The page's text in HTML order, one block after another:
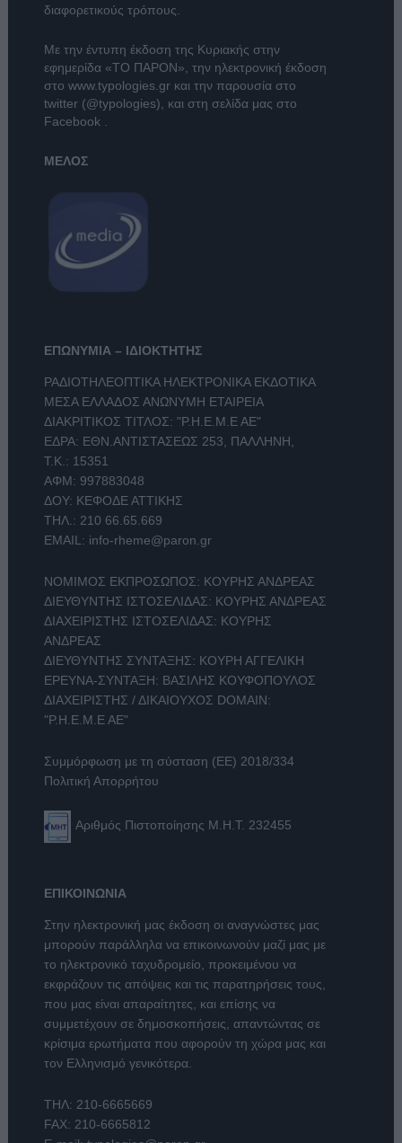
διαφορετικούς τρόπους.
Με την έντυπη έκδοση της Κυριακής στην
εφημερίδα «ΤΟ ΠΑΡΟΝ» , την ηλεκτρονική έκδοση
στο www.typologies.grκαι την παρουσία στο
twitter (@typologies) , και στη σελίδα μας στο
Facebook
ΜΕΛΟΣ
ΕΠΩΝΥΜΙΑ – ΙΔΙΟΚΤΗΤΗΣ
ΡΑΔΙΟΤΗΛΕΟΠΤΙΚΑ ΗΛΕΚΤΡΟΝΙΚΑ ΕΚΔΟΤΙΚΑ
ΜΕΣΑ ΕΛΛΑΔΟΣ ΑΝΩΝΥΜΗ ΕΤΑΙΡΕΙΑ
ΔΙΑΚΡΙΤΙΚΟΣ ΤΙΤΛΟΣ: "Ρ.Η.Ε.Μ.Ε ΑΕ"
ΕΔΡΑ: ΕΘΝ.ΑΝΤΙΣΤΑΣΕΩΣ 253, ΠΑΛΛΗΝΗ,
Τ.Κ.: 15351
ΑΦΜ: 997883048
ΔΟΥ: ΚΕΦΟΔΕ ΑΤΤΙΚΗΣ
ΤΗΛ.: 210 66.65.669
EMAIL: info-rheme@paron.gr
ΝΟΜΙΜΟΣ ΕΚΠΡΟΣΩΠΟΣ: ΚΟΥΡΗΣ ΑΝΔΡΕΑΣ
ΔΙΕΥΘΥΝΤΗΣ ΙΣΤΟΣΕΛΙΔΑΣ: ΚΟΥΡΗΣ ΑΝΔΡΕΑΣ
ΔΙΑΧΕΙΡΙΣΤΗΣ ΙΣΤΟΣΕΛΙΔΑΣ: ΚΟΥΡΗΣ
ΑΝΔΡΕΑΣ
ΔΙΕΥΘΥΝΤΗΣ ΣΥΝΤΑΞΗΣ: ΚΟΥΡΗ ΑΓΓΕΛΙΚΗ
ΕΡΕΥΝΑ-ΣΥΝΤΑΞΗ: ΒΑΣΙΛΗΣ ΚΟΥΦΟΠΟΥΛΟΣ
ΔΙΑΧΕΙΡΙΣΤΗΣ / ΔΙΚΑΙΟΥΧΟΣ DOMAIN:
"Ρ.Η.Ε.Μ.Ε ΑΕ"
Συμμόρφωση με τη σύσταση (ΕΕ) 2018/334
Πολιτική Απορρήτου
Αριθμός Πιστοποίησης Μ.Η.Τ. 232455
ΕΠΙΚΟΙΝΩΝΙΑ
Στην ηλεκτρονική μας έκδοση οι αναγνώστες μας
μπορούν παράλληλα να επικοινωνούν μαζί μας με
το ηλεκτρονικό ταχυδρομείο, προκειμένου να
εκφράζουν τις απόψεις και τις παρατηρήσεις τους,
που μας είναι απαραίτητες, και επίσης να
συμμετέχουν σε δημοσκοπήσεις, απαντώντας σε
κρίσιμα ερωτήματα που αφορούν τη χώρα μας και
τον Ελληνισμό γενικότερα.
ΤΗΛ: 210-6665669
FAX: 210-6665812